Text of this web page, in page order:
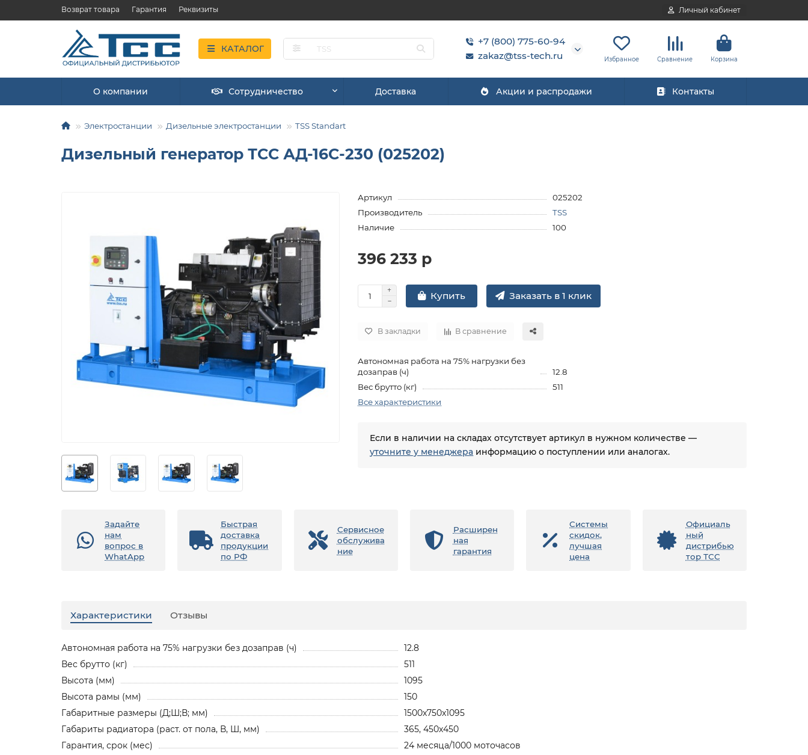
Возврат товара Гарантия Реквизиты Личный кабинет
КАТАЛОГ
+7 (800) 775-60-94
zakaz@tss-tech.ru
Избранное Сравнение Корзина
О компании Сотрудничество Доставка Акции и распродажи Контакты
Электростанции Дизельные электростанции TSS Standart
Дизельный генератор ТСС АД-16С-230 (025202)
Артикул
025202
Производитель
TSS
Наличие
100
396 233 р
Купить Заказать в 1 клик
В закладки В сравнение
Автономная работа на 75% нагрузки без
дозаправ (ч)
12.8
Вес брутто (кг)
511
Все характеристики
Если в наличии на складах отсутствует артикул в нужном количестве —
уточните у менеджера информацию о поступлении или аналогах.
Задайте
нам
вопрос в
WhatApp
Быстрая
доставка
продукции
по РФ
Сервисное
обслужива
ние
Расширен
ная
гарантия
Системы
скидок,
лучшая
цена
Официаль
ный
дистрибью
тор ТСС
Характеристики Отзывы
Автономная работа на 75% нагрузки без дозаправ (ч)
12.8
Вес брутто (кг)
511
Высота (мм)
1095
Высота рамы (мм)
150
Габаритные размеры (Д;Ш;В; мм)
1500x750x1095
Габариты радиатора (раст. от пола, В, Ш, мм)
365, 450х450
Гарантия, срок (мес)
24 месяца/1000 моточасов